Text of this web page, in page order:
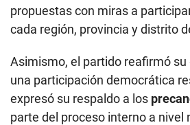
propuestas con miras a
cada región, provincia y distrito
Asimismo, el partido reafirmó
una participación democrática
expresó su respaldo a los
parte del proceso interno a nivel